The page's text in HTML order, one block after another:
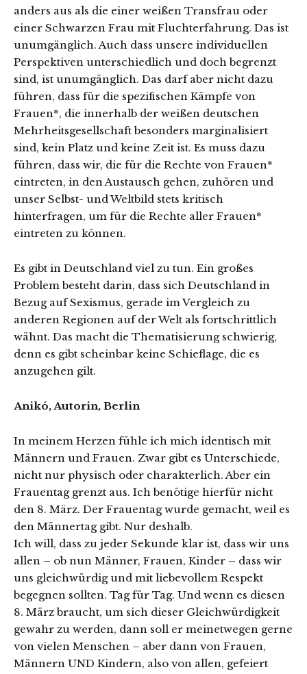
anders aus als die einer weißen Transfrau oder
einer Schwarzen Frau mit Fluchterfahrung. Das ist
unumgänglich. Auch dass unsere individuellen
Perspektiven unterschiedlich und doch begrenzt
sind, ist unumgänglich. Das darf aber nicht dazu
führen, dass für die spezifischen Kämpfe von
Frauen*, die innerhalb der weißen deutschen
Mehrheitsgesellschaft besonders marginalisiert
sind, kein Platz und keine Zeit ist. Es muss dazu
führen, dass wir, die für die Rechte von Frauen*
eintreten, in den Austausch gehen, zuhören und
unser Selbst- und Weltbild stets kritisch
hinterfragen, um für die Rechte aller Frauen*
eintreten zu können.
Es gibt in Deutschland viel zu tun. Ein großes
Problem besteht darin, dass sich Deutschland in
Bezug auf Sexismus, gerade im Vergleich zu
anderen Regionen auf der Welt als fortschrittlich
wähnt. Das macht die Thematisierung schwierig,
denn es gibt scheinbar keine Schieflage, die es
anzugehen gilt.
Anikó, Autorin, Berlin
In meinem Herzen fühle ich mich identisch mit
Männern und Frauen. Zwar gibt es Unterschiede,
nicht nur physisch oder charakterlich. Aber ein
Frauentag grenzt aus. Ich benötige hierfür nicht
den 8. März. Der Frauentag wurde gemacht, weil es
den Männertag gibt. Nur deshalb.
Ich will, dass zu jeder Sekunde klar ist, dass wir uns
allen – ob nun Männer, Frauen, Kinder – dass wir
uns gleichwürdig und mit liebevollem Respekt
begegnen sollten. Tag für Tag. Und wenn es diesen
8. März braucht, um sich dieser Gleichwürdigkeit
gewahr zu werden, dann soll er meinetwegen gerne
von vielen Menschen – aber dann von Frauen,
Männern UND Kindern, also von allen, gefeiert